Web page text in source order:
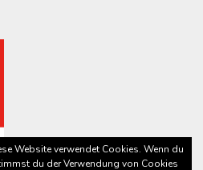
Website verwendet Cookies. Wenn du
du der Verwendung von Cookies